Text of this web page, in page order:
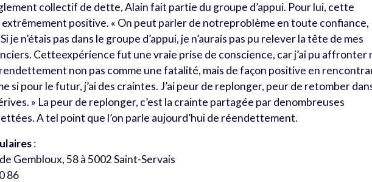
collectif de dette, Alain fait partie du groupe d’appui. Pour lui, cette
positive. « On peut parler de notreproblème en toute confiance,
je n’étais pas dans le groupe d’appui, je n’aurais pas pu relever la tête de mes
Cetteexpérience fut une vraie prise de conscience, car j’ai pu affronter
non pas comme une fatalité, mais de façon positive en
si pour le futur, j’ai des craintes. J’ai peur de replonger, peur de retomber
» La peur de replonger, c’est la crainte partagée par denombreuses
A tel point que l’on parle aujourd’hui de réendettement.
:
Gembloux, 58 à 5002 Saint-Servais
86